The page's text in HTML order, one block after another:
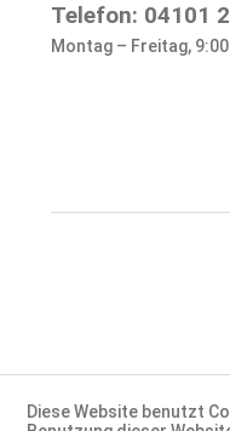
Telefon: 04101
Montag – Freitag,
Diese Website benutzt